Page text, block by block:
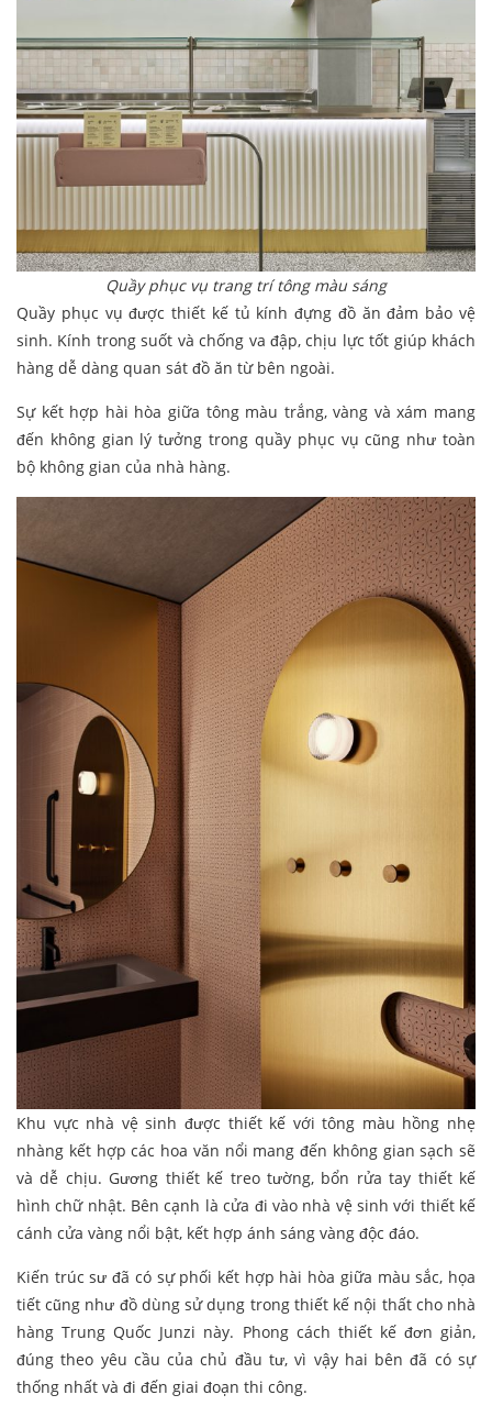
Quầy phục vụ trang trí tông màu sáng
Quầy phục vụ được thiết kế tủ kính đựng đồ ăn đảm bảo vệ
sinh. Kính trong suốt và chống va đập, chịu lực tốt giúp khách
hàng dễ dàng quan sát đồ ăn từ bên ngoài.
Sự kết hợp hài hòa giữa tông màu trắng, vàng và xám mang
đến không gian lý tưởng trong quầy phục vụ cũng như toàn
bộ không gian của nhà hàng.
Khu vực nhà vệ sinh được thiết kế với tông màu hồng nhẹ
nhàng kết hợp các hoa văn nổi mang đến không gian sạch sẽ
và dễ chịu. Gương thiết kế treo tường, bổn rửa tay thiết kế
hình chữ nhật. Bên cạnh là cửa đi vào nhà vệ sinh với thiết kế
cánh cửa vàng nổi bật, kết hợp ánh sáng vàng độc đáo.
Kiến trúc sư đã có sự phối kết hợp hài hòa giữa màu sắc, họa
tiết cũng như đồ dùng sử dụng trong thiết kế nội thất cho nhà
hàng Trung Quốc Junzi này. Phong cách thiết kế đơn giản,
đúng theo yêu cầu của chủ đầu tư, vì vậy hai bên đã có sự
thống nhất và đi đến giai đoạn thi công.